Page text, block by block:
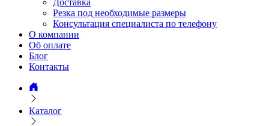
Резка под необходимые размеры
Консультация специалиста по телефону
О компании
Об оплате
Блог
Контакты
Каталог